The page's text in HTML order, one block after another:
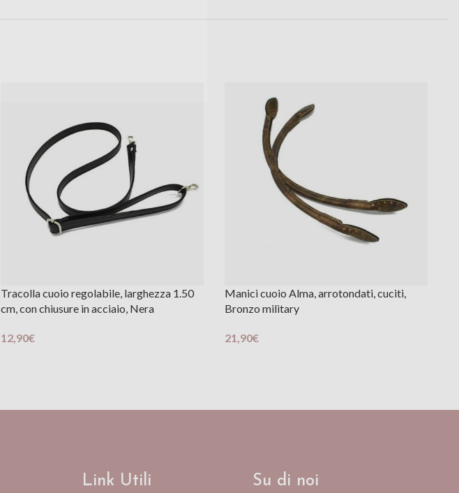
Tracolla cuoio regolabile, larghezza 1.50
cm, con chiusure in acciaio, Nera
12,90€
Manici cuoio Alma, arrotondati, cuciti,
Bronzo military
21,90€
Link Utili Su di noi